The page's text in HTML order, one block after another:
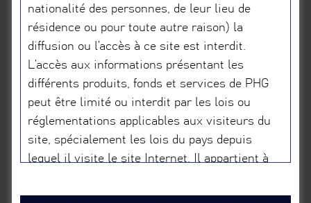
nationalité des personnes, de leur lieu de
résidence ou pour toute autre raison) la
diffusion ou l’accès à ce site est interdit.
L’accès aux informations présentant les
différents produits, fonds et services de PHG
peut être limité ou interdit par les lois ou
réglementations applicables aux visiteurs du
site, spécialement les lois du pays depuis
lequel il visite le site Internet. Il appartient à
les lois et réglementations applicables. Les